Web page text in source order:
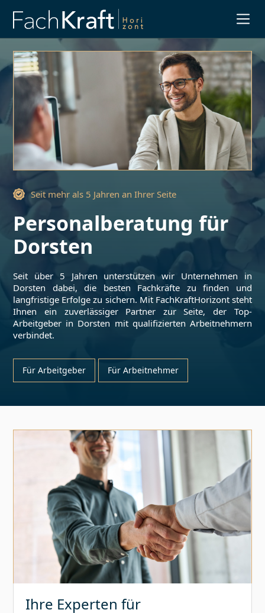
Seit mehr als 5 Jahren an Ihrer Seite
Personalberatung für
Dorsten
Seit über 5 Jahren unterstützen wir Unternehmen in
Dorsten dabei, die besten Fachkräfte zu finden und
langfristige Erfolge zu sichern. Mit FachKraftHorizont steht
Ihnen ein zuverlässiger Partner zur Seite, der Top-
Arbeitgeber in Dorsten mit qualifizierten Arbeitnehmern
verbindet.
Für Arbeitgeber Für Arbeitnehmer
Slide 1 of 3.
Ihre Experten für